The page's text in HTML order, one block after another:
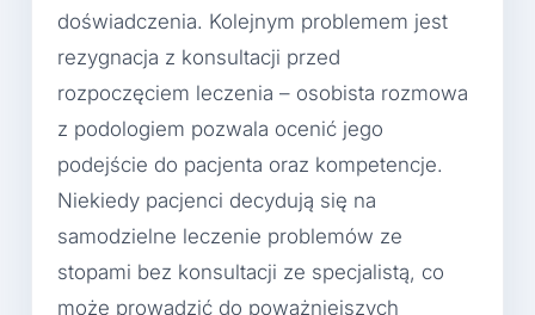
doświadczenia. Kolejnym problemem jest
rezygnacja z konsultacji przed
rozpoczęciem leczenia – osobista rozmowa
z podologiem pozwala ocenić jego
podejście do pacjenta oraz kompetencje.
Niekiedy pacjenci decydują się na
samodzielne leczenie problemów ze
stopami bez konsultacji ze specjalistą, co
może prowadzić do poważniejszych